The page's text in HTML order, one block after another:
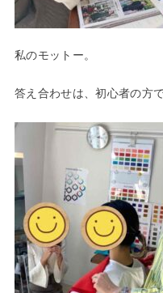
私のモットー。
答え合わせは、初心者の方